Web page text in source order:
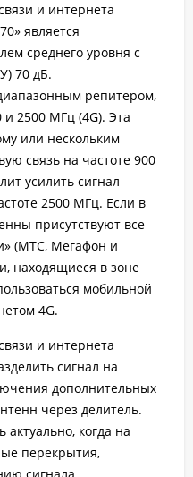
и интернета
является
среднего уровня с
70 дБ.
репитером,
2500 МГц (4G). Эта
или нескольким
связь на частоте 900
усилить сигнал
2500 МГц. Если в
присутствуют все
(МТС, Мегафон и
находящиеся в зоне
мобильной
4G.
и интернета
сигнал на
дополнительных
через делитель.
когда на
перекрытия,